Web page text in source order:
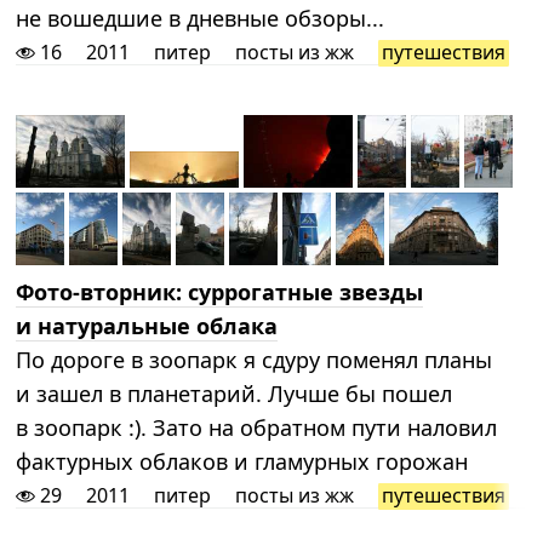
не вошедшие в дневные обзоры...
16 2011 питер посты из жж путешествия
Фото-вторник: суррогатные звезды
и натуральные облака
По дороге в зоопарк я сдуру поменял планы
и зашел в планетарий. Лучше бы пошел
в зоопарк :). Зато на обратном пути наловил
фактурных облаков и гламурных горожан
29 2011 питер посты из жж путешествия